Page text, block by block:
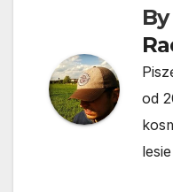
By
od